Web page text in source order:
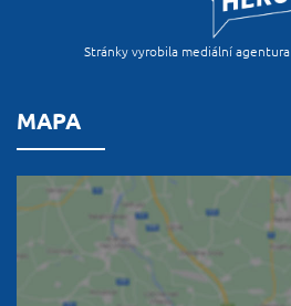
Stránky vyrobila mediální agentura
MAPA